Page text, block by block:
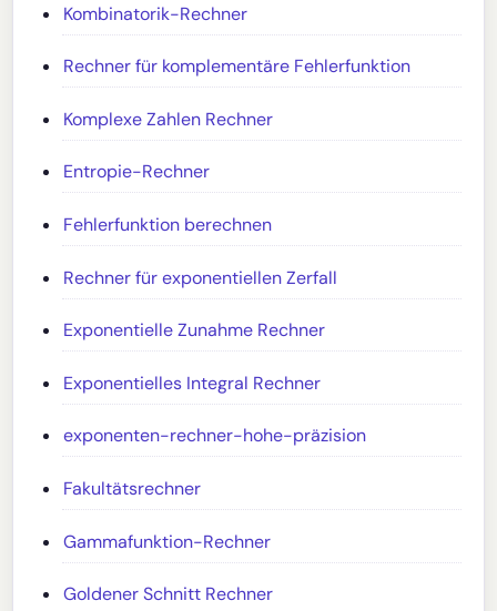
Kombinatorik-Rechner
Rechner für komplementäre Fehlerfunktion
Komplexe Zahlen Rechner
Entropie-Rechner
Fehlerfunktion berechnen
Rechner für exponentiellen Zerfall
Exponentielle Zunahme Rechner
Exponentielles Integral Rechner
exponenten-rechner-hohe-präzision
Fakultätsrechner
Gammafunktion-Rechner
Goldener Schnitt Rechner